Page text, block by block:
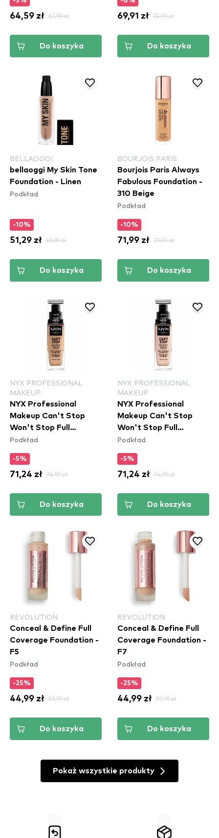
64,59 zł 67,99 zł
Do koszyka
69,91 zł 75,99 zł
Do koszyka
BELLAOGGI
bellaoggi My Skin Tone
Foundation - Linen
Podkład
-10%
51,29 zł 56,99 zł
Do koszyka
BOURJOIS PARIS
Bourjois Paris Always
Fabulous Foundation -
310 Beige
Podkład
-10%
71,99 zł 79,99 zł
Do koszyka
NYX PROFESSIONAL
MAKEUP
NYX Professional
Makeup Can't Stop
Won't Stop Full
Coverage
Podkład
-5%
71,24 zł 74,99 zł
Do koszyka
NYX PROFESSIONAL
MAKEUP
NYX Professional
Makeup Can't Stop
Won't Stop Full
Coverage
Podkład
-5%
71,24 zł 74,99 zł
Do koszyka
REVOLUTION
Conceal & Define Full
Coverage Foundation -
F5
Podkład
-25%
44,99 zł 59,99 zł
Do koszyka
REVOLUTION
Conceal & Define Full
Coverage Foundation -
F7
Podkład
-25%
44,99 zł 59,99 zł
Do koszyka
Pokaż wszystkie produkty